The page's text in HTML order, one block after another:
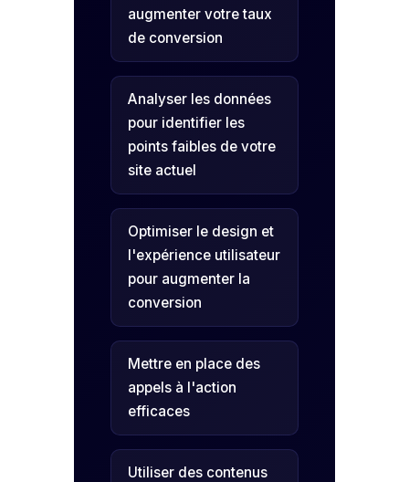
augmenter votre taux
de conversion
Analyser les données
pour identifier les
points faibles de votre
site actuel
Optimiser le design et
l'expérience utilisateur
pour augmenter la
conversion
Mettre en place des
appels à l'action
efficaces
Utiliser des contenus